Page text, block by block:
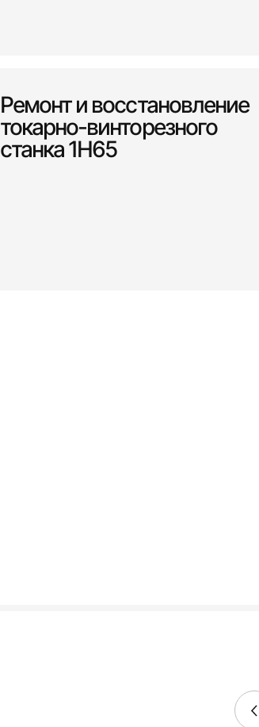
Ремонт и восстановление
токарно-винторезного
станка 1Н65